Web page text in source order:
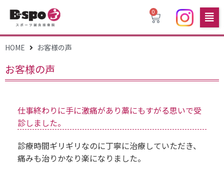
0
HOME お客様の声
お客様の声
仕事終わりに手に激痛があり藁にもすがる思いで受
診しました。
診療時間ギリギリなのに丁寧に治療していただき、
痛みも治りかなり楽になりました。